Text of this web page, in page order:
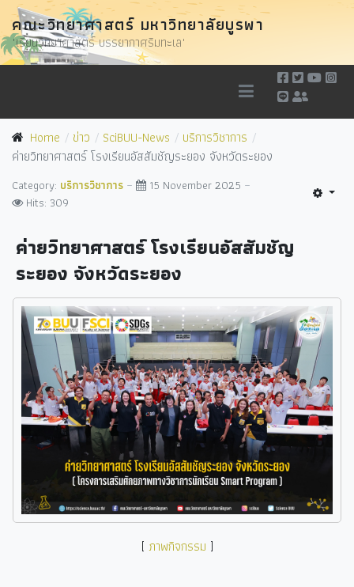
คณะวิทยาศาสตร์ มหาวิทยาลัยบูรพา
"เรียนวิทยาศาสตร์ บรรยากาศริมทะเล"
Home ข่าว SciBUU-News
บริการวิชาการ
ค่ายวิทยาศาสตร์ โรงเรียนอัสสัมชัญระยอง จังหวัดระยอง
Category: บริการวิชาการ
15 November 2025
Hits: 309
ค่ายวิทยาศาสตร์ โรงเรียนอัสสัมชัญ
ระยอง จังหวัดระยอง
[ ภาพกิจกรรม ]